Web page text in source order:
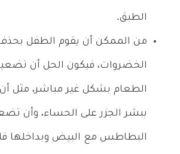
الطبق.
من الممكن أن يقوم الطفل
الخضروات، فيكون الحل أن
الطعام بشكل غير مباشر، مثل
ببشر الجزر على الحساء، وأن
البطاطس مع البيض وبداخلها